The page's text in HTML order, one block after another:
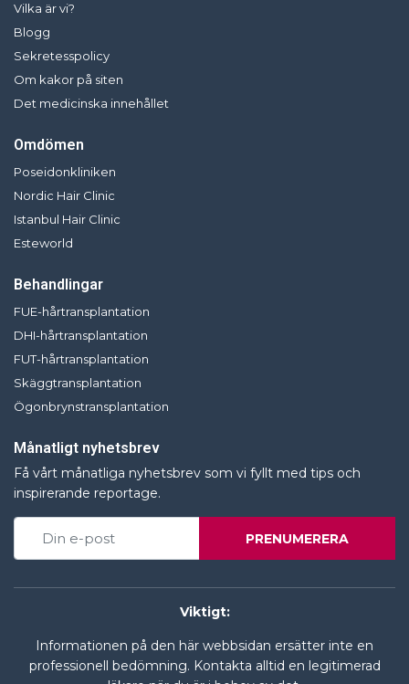
Vilka är vi?
Blogg
Sekretesspolicy
Om kakor på siten
Det medicinska innehållet
Omdömen
Poseidonkliniken
Nordic Hair Clinic
Istanbul Hair Clinic
Esteworld
Behandlingar
FUE-hårtransplantation
DHI-hårtransplantation
FUT-hårtransplantation
Skäggtransplantation
Ögonbrynstransplantation
Månatligt nyhetsbrev
Få vårt månatliga nyhetsbrev som vi fyllt med tips och
inspirerande reportage.
PRENUMERERA
Viktigt:
Informationen på den här webbsidan ersätter inte en
professionell bedömning. Kontakta alltid en legitimerad